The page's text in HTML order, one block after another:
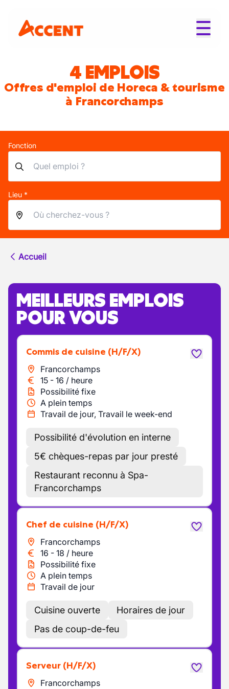
4 EMPLOIS
Offres d'emploi de Horeca & tourisme
à Francorchamps
Fonction
Lieu *
Accueil
MEILLEURS EMPLOIS
POUR VOUS
Commis de cuisine (H/F/X)
Francorchamps
15 - 16 / heure
Possibilité fixe
A plein temps
Travail de jour, Travail le week-end
Possibilité d'évolution en interne
5€ chèques-repas par jour presté
Restaurant reconnu à Spa-
Francorchamps
Chef de cuisine (H/F/X)
Francorchamps
16 - 18 / heure
Possibilité fixe
A plein temps
Travail de jour
Cuisine ouverte
Horaires de jour
Pas de coup-de-feu
Serveur (H/F/X)
Francorchamps